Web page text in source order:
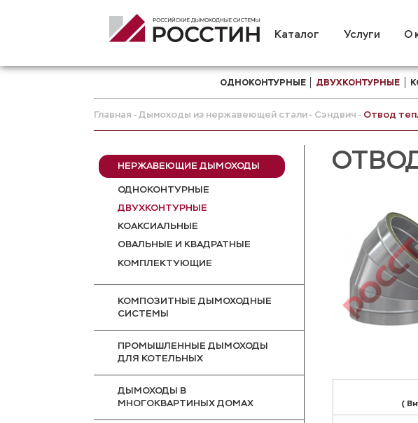
Каталог Услуги О
ОДНОКОНТУРНЫЕ ДВУХКОНТУРНЫЕ
Главная Дымоходы из нержавеющей стали Сэндвич Отвод
(
НЕРЖАВЕЮЩИЕ ДЫМОХОДЫ
ОДНОКОНТУРНЫЕ
ДВУХКОНТУРНЫЕ
КОАКСИАЛЬНЫЕ
ОВАЛЬНЫЕ И КВАДРАТНЫЕ
КОМПЛЕКТУЮЩИЕ
КОМПОЗИТНЫЕ ДЫМОХОДНЫЕ
СИСТЕМЫ
ПРОМЫШЛЕННЫЕ ДЫМОХОДЫ
ДЛЯ КОТЕЛЬНЫХ
ДЫМОХОДЫ В
МНОГОКВАРТИНЫХ ДОМАХ